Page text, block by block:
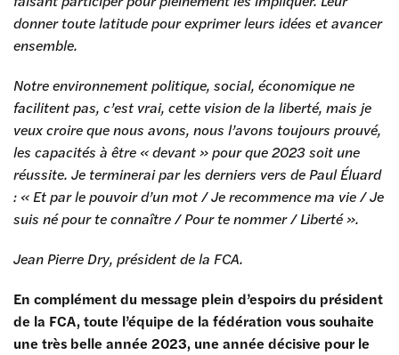
donner toute latitude pour exprimer leurs idées et avancer
ensemble.
Notre environnement politique, social, économique ne
facilitent pas, c’est vrai, cette vision de la liberté, mais je
veux croire que nous avons, nous l’avons toujours prouvé,
les capacités à être « devant » pour que 2023 soit une
réussite. Je terminerai par les derniers vers de Paul Éluard
: « Et par le pouvoir d’un mot / Je recommence ma vie / Je
suis né pour te connaître / Pour te nommer / Liberté ».
Jean Pierre Dry, président de la FCA.
En complément du message plein d’espoirs du président
de la FCA, toute l’équipe de la fédération vous souhaite
une très belle année 2023, une année décisive pour le